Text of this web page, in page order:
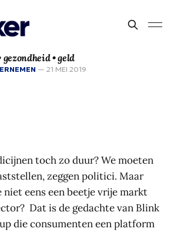
gezondheid • geld
— 21 MEI 2019
toch zo duur? We moeten
zeggen politici. Maar
eens een beetje vrije markt
Dat is de gedachte van Blink
die consumenten een platform